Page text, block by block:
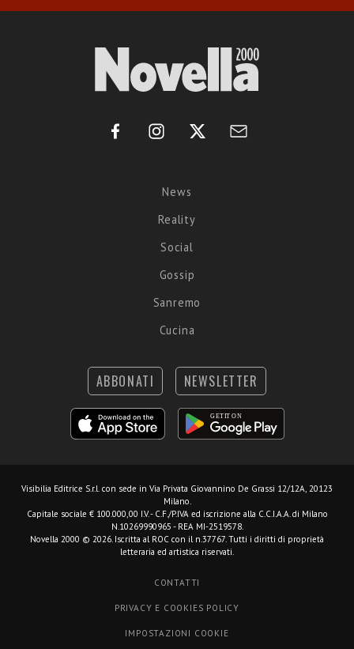
News
Reality
Social
Gossip
Sanremo
Cucina
ABBONATI NEWSLETTER
Visibilia Editrice S.r.l. con sede in Via Privata Giovannino De Grassi 12/12A, 20123
Milano.
Capitale sociale € 100.000,00 I.V. - C.F./P.IVA ed iscrizione alla C.C.I.A.A. di Milano
N.10269990965 - REA MI-2519578.
Novella 2000 © 2026. Iscritta al ROC con il n.37767. Tutti i diritti di proprietà
letteraria ed artistica riservati.
CONTATTI
PRIVACY E COOKIES POLICY
IMPOSTAZIONI COOKIE